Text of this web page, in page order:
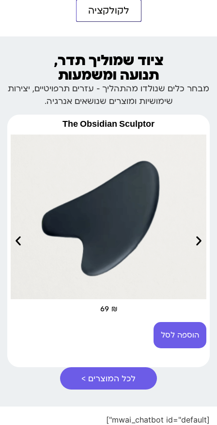
לקולקציה
ציוד שמוליך תדר,
תנועה ומשמעות
מבחר כלים שנולדו מהתהליך – עזרים תרפויטיים, יצירות
שימושיות ומוצרים שנושאים אנרגיה.
The Obsidian Sculptor
69 ₪
הוספה לסל
לכל המוצרים >
[mwai_chatbot id="default"]